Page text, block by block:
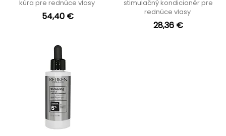
kúra pre rednúce vlasy
54,40 €
stimulačný kondicionér pre
rednúce vlasy
28,36 €